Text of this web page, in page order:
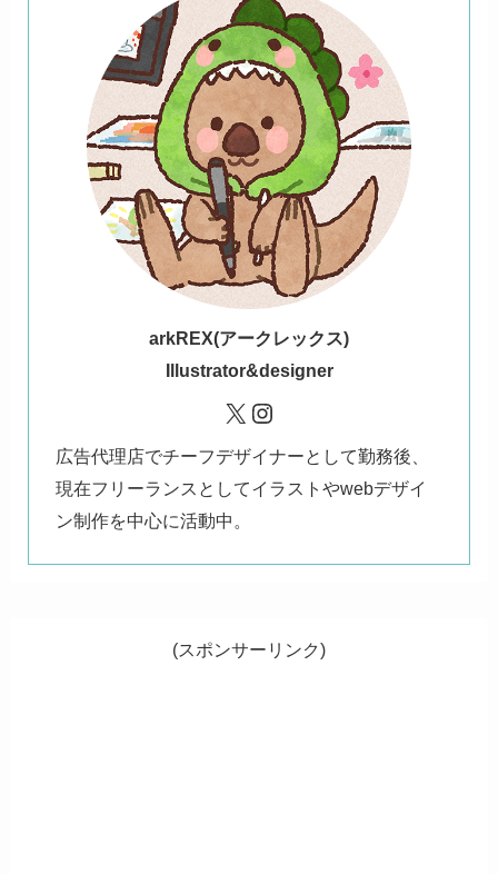
arkREX(アークレックス)
Illustrator&designer
X Instagram
広告代理店でチーフデザイナーとして勤務後、
現在フリーランスとしてイラストやwebデザイ
ン制作を中心に活動中。
(スポンサーリンク)